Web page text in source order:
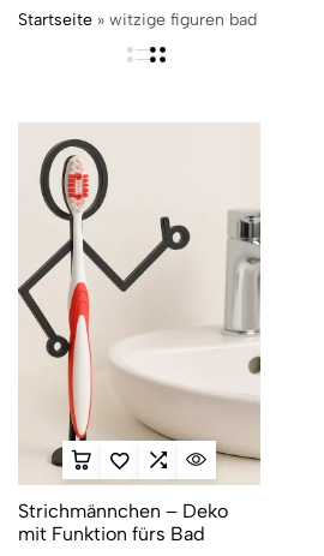
Startseite » witzige figuren bad
Strichmännchen – Deko
mit Funktion fürs Bad